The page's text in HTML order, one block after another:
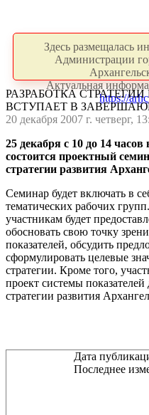
Здесь размещалась
Администрации
Актуальная
https://
РАЗРАБОТКА
ВСТУПАЕТ В
20 декабря 2007 г. четверг,
25 декабря с 10 до 14
состоится проектный
стратегии развития
Семинар будет включать в
тематических рабочих
участникам будет
обосновать свою точку
показателей, обсудить
сформулировать целевые
стратегии. Кроме того,
проект системы
стратегии развития
Дата
Последнее